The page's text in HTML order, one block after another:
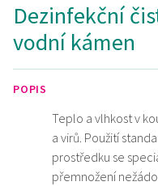
Dezinfekční
vodní kámen
POPIS
Teplo a vlhkost v
a virů. Použití
prostředku se
přemnožení